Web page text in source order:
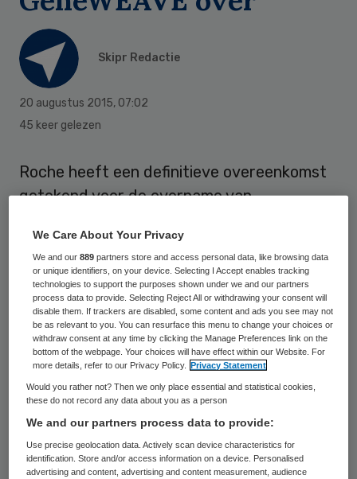
Skipr Redactie
20 augustus 2015, 07:02
45 keer gelezen
Roche heeft een definitieve overeenkomst
getekend voor de overname van
onderneming die zich richt op klinisch
microbiologische diagnose-oplossingen en
die gevestigd is in de VS. Dat maakte het
biotechnologische bedrijf deze week
bekend.
Volgens de bepalingen in de overeenkomst
zal Roche de aandeelhouders van
GeneWEAVE om te beginnen 190 miljoen
dollar betalen, plus maximaal 235 miljoen
dollar in productgerelateerde
We Care About Your Privacy
We and our889 partners store and access personal data, like browsing data
or unique identifiers, on your device. Selecting I Accept enables tracking
technologies to support the purposes shown under we and our partners
process data to provide. Selecting Reject All or withdrawing your consent will
disable them. If trackers are disabled, some content and ads you see may not
be as relevant to you. You can resurface this menu to change your choices or
withdraw consent at any time by clicking the Manage Preferences link on the
bottom of the webpage. Your choices will have effect within our Website. For
more details, refer to our Privacy Policy.
Privacy Statement
Would you rather not? Then we only place essential and statistical cookies,
these do not record any data about you as a person
We and our partners process data to provide:
Use precise geolocation data. Actively scan device characteristics for
identification. Store and/or access information on a device. Personalised
advertising and content, advertising and content measurement, audience